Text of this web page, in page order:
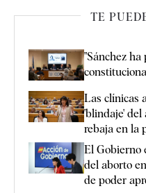
TE
"Sánchez
Las clínicas
'blindaje' del
rebaja en la
El Gobierno
del aborto
de poder